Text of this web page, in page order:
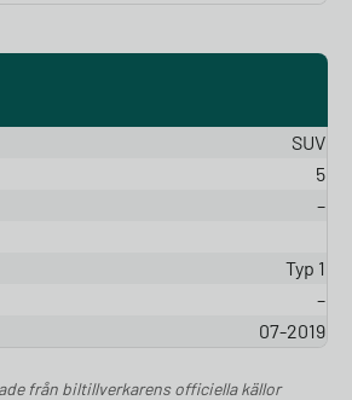
SUV
5
–
Typ 1
–
07-2019
från biltillverkarens officiella källor